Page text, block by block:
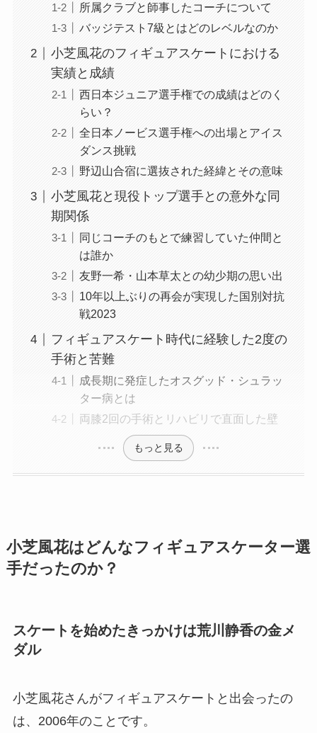
所属クラブと師事したコーチについて
バッジテスト7級とはどのレベルなのか
小芝風花のフィギュアスケートにおける
実績と成績
西日本ジュニア選手権での成績はどのく
らい？
全日本ノービス選手権への出場とアイス
ダンス挑戦
野辺山合宿に選抜された経緯とその意味
小芝風花と現役トップ選手との意外な同
期関係
同じコーチのもとで練習していた仲間と
は誰か
友野一希・山本草太との幼少期の思い出
10年以上ぶりの再会が実現した国別対抗
戦2023
フィギュアスケート時代に経験した2度の
手術と苦難
成長期に発症したオスグッド・シュラッ
ター病とは
両膝2回の手術とリハビリで直面した壁
もっと見る
小芝風花はどんなフィギュアスケーター選
手だったのか？
スケートを始めたきっかけは荒川静香の金メ
ダル
小芝風花さんがフィギュアスケートと出会ったの
は、2006年のことです。